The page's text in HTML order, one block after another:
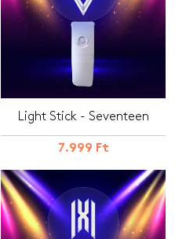
Light Stick - Seventeen
7.999 Ft